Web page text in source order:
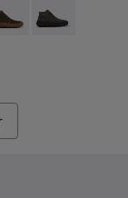
K300330-019 -
- K300330-
Ground -